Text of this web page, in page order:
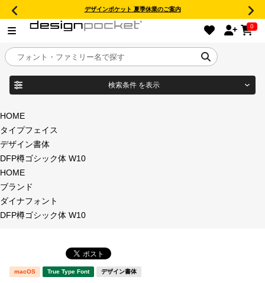
デザインポケット 夏季休業のご案内
0
目的別フォントガイド
特集
年間ライセンス商品
新着一覧
検索条件 を表示
商品名
フォント形式
タイプフェイス
明朝体
HOME
タイプフェイス
デザイン書体
DFP樽ゴシック体 W10
HOME
ブランド
ダイナフォント
DFP樽ゴシック体 W10
macOS True Type Font デザイン書体